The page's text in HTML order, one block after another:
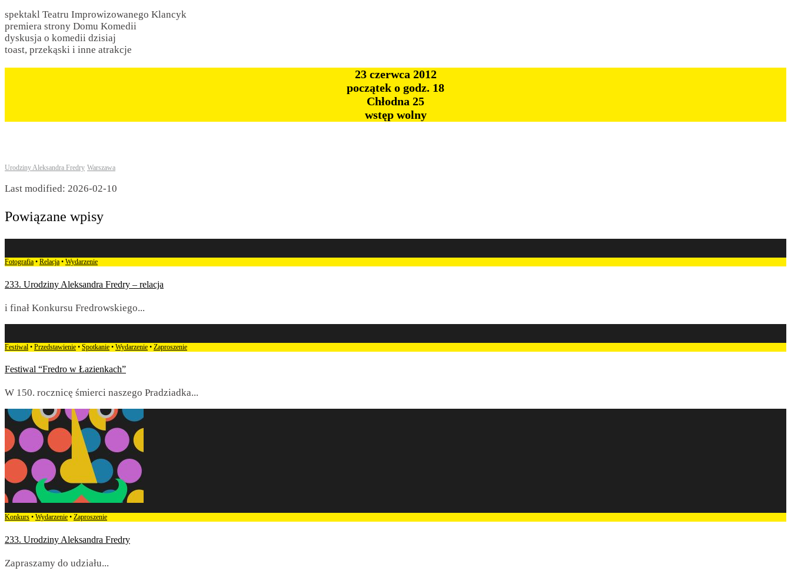
spektakl Teatru Improwizowanego Klancyk
premiera strony Domu Komedii
dyskusja o komedii dzisiaj
toast, przekąski i inne atrakcje
23 czerwca 2012
początek o godz. 18
Chłodna 25
wstęp wolny
Urodziny Aleksandra Fredry Warszawa
Last modified: 2026-02-10
Powiązane wpisy
Fotografia • Relacja • Wydarzenie
233. Urodziny Aleksandra Fredry – relacja
i finał Konkursu Fredrowskiego...
Festiwal • Przedstawienie • Spotkanie • Wydarzenie • Zaproszenie
Festiwal “Fredro w Łazienkach”
W 150. rocznicę śmierci naszego Pradziadka...
Konkurs • Wydarzenie • Zaproszenie
233. Urodziny Aleksandra Fredry
Zapraszamy do udziału...